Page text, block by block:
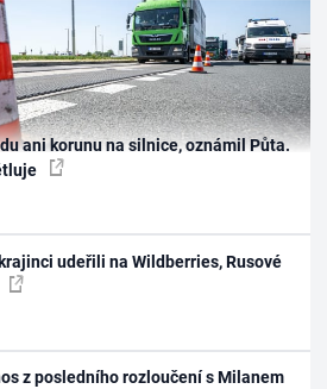
ani korunu na silnice, oznámil Půta.
udeřili na Wildberries, Rusové
z posledního rozloučení s Milanem